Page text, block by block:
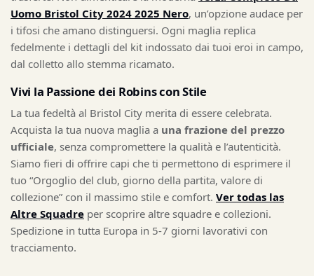
Uomo Bristol City 2024 2025 Nero, un’opzione audace per
i tifosi che amano distinguersi. Ogni maglia replica
fedelmente i dettagli del kit indossato dai tuoi eroi in campo,
dal colletto allo stemma ricamato.
Vivi la Passione dei Robins con Stile
La tua fedeltà al Bristol City merita di essere celebrata.
Acquista la tua nuova maglia a una frazione del prezzo
ufficiale, senza compromettere la qualità e l’autenticità.
Siamo fieri di offrire capi che ti permettono di esprimere il
tuo “Orgoglio del club, giorno della partita, valore di
collezione” con il massimo stile e comfort. Ver todas las
Altre Squadre per scoprire altre squadre e collezioni.
Spedizione in tutta Europa in 5-7 giorni lavorativi con
tracciamento.